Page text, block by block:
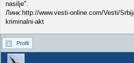
nasilje".
Линк:http://www.vesti-online.com/Vesti/
kriminalni-akt
Profil